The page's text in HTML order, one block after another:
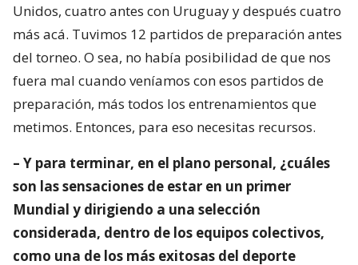
Unidos, cuatro antes con Uruguay y después cuatro
más acá. Tuvimos 12 partidos de preparación antes
del torneo. O sea, no había posibilidad de que nos
fuera mal cuando veníamos con esos partidos de
preparación, más todos los entrenamientos que
metimos. Entonces, para eso necesitas recursos.
– Y para terminar, en el plano personal, ¿cuáles
son las sensaciones de estar en un primer
Mundial y dirigiendo a una selección
considerada, dentro de los equipos colectivos,
como una de los más exitosas del deporte